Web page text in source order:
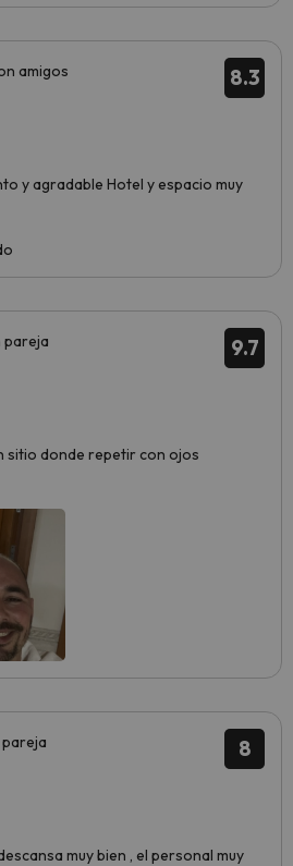
8.3
amigos
y agradable Hotel y espacio muy
9.7
pareja
sitio donde repetir con ojos
8
muy bien , el personal muy